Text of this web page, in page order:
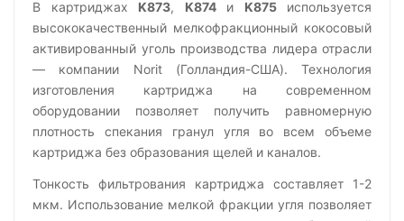
В картриджах K873, K874и K875используется
высококачественный мелкофракционный кокосовый
активированный уголь производства лидера отрасли
— компании Norit (Голландия-США). Технология
изготовления картриджа на современном
оборудовании позволяет получить равномерную
плотность спекания гранул угля во всем объеме
картриджа без образования щелей и каналов.
Тонкость фильтрования картриджа составляет 1-2
мкм. Использование мелкой фракции угля позволяет